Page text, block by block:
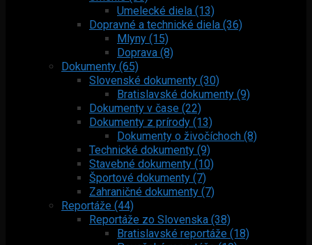
Umelecké diela (13)
Dopravné a technické diela (36)
Mlyny (15)
Doprava (8)
Dokumenty (65)
Slovenské dokumenty (30)
Bratislavské dokumenty (9)
Dokumenty v čase (22)
Dokumenty z prírody (13)
Dokumenty o živočíchoch (8)
Technické dokumenty (9)
Stavebné dokumenty (10)
Športové dokumenty (7)
Zahraničné dokumenty (7)
Reportáže (44)
Reportáže zo Slovenska (38)
Bratislavské reportáže (18)